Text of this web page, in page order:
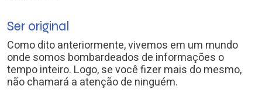
Ser original
Como dito anteriormente, vivemos em um mundo
onde somos bombardeados de informações o
tempo inteiro. Logo, se você fizer mais do mesmo,
não chamará a atenção de ninguém.